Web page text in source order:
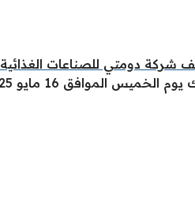
شركة دومتي للصناعات الغذائية